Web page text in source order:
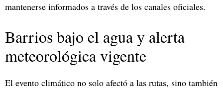
mantenerse informados a través de los canales oficiales.
Barrios bajo el agua y alerta
meteorológica vigente
El evento climático no solo afectó a las rutas, sino también